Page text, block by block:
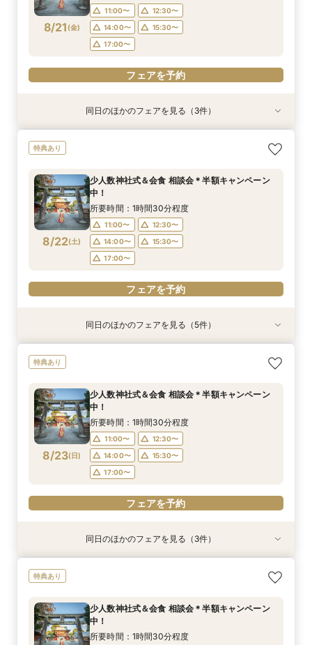
17:00〜
フェアを予約
17:00〜
フェアを予約
フェアを予約
8/21 (金)
11:00〜
12:30〜
14:00〜
15:30〜
17:00〜
フェアを予約
8/21(金)
【少人数専門】家族に感謝を伝える結婚式＆会食
14:00〜
15:30〜
17:00〜
フェアを予約
8/21(金)
14:00〜
15:30〜
17:00〜
フェアを予約
8/21(金)
大人気！リゾートウエディング相談会（沖縄、北
フェアを予約
同日のほかのフェアを見る（3件）
特典あり
8/22(土)
少人数神社式＆会食 相談会＊半額キャンペーン
中！
所要時間：1時間30分程度
11:00〜
12:30〜
14:00〜
15:30〜
17:00〜
フェアを予約
8/22(土)
【少人数専門】家族に感謝を伝える結婚式＆会食
14:00〜
15:30〜
17:00〜
フェアを予約
8/22(土)
14:00〜
15:30〜
17:00〜
フェアを予約
特典あり
8/22(土)
9:00〜
11:30〜
フェアを予約
特典あり
8/22(土)
9:00〜
11:30〜
フェアを予約
8/22(土)
大人気！リゾートウエディング相談会（沖縄、北
フェアを予約
同日のほかのフェアを見る（5件）
特典あり
8/23(日)
少人数神社式＆会食 相談会＊半額キャンペーン
中！
所要時間：1時間30分程度
11:00〜
12:30〜
14:00〜
15:30〜
17:00〜
フェアを予約
8/23(日)
【少人数専門】家族に感謝を伝える結婚式＆会食
14:00〜
15:30〜
8/23(日)
14:00〜
15:30〜
8/23(日)
大人気！リゾートウエディング相談会（沖縄、北
同日のほかのフェアを見る（3件）
特典あり
少人数神社式＆会食 相談会＊半額キャンペーン
中！
所要時間：1時間30分程度